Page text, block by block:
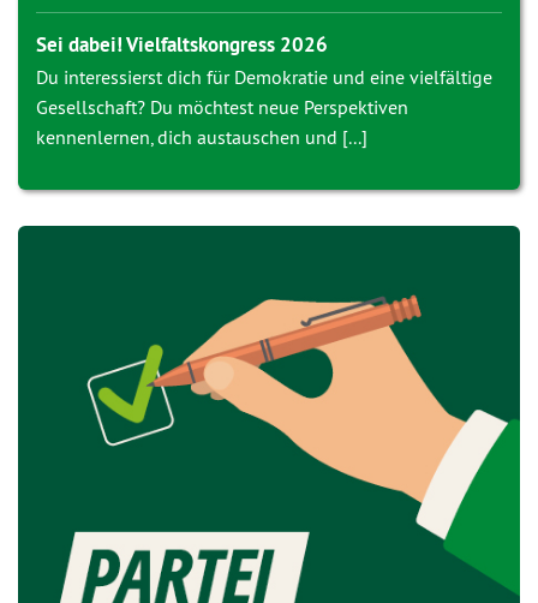
Sei dabei! Vielfaltskongress 2026
Du interessierst dich für Demokratie und eine vielfältige
Gesellschaft? Du möchtest neue Perspektiven
kennenlernen, dich austauschen und [...]